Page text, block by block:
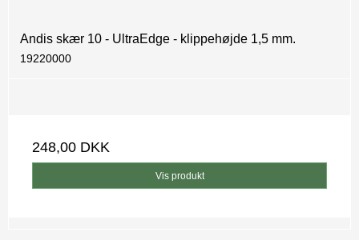
Andis skær 10 - UltraEdge - klippehøjde 1,5 mm.
19220000
248,00 DKK
Vis produkt